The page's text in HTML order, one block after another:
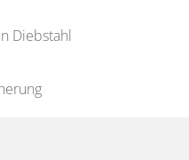
Diebstahl